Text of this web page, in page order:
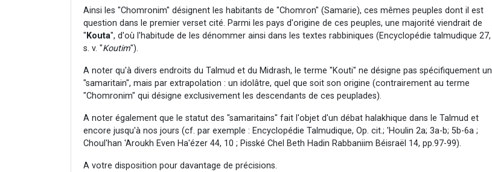
Ainsi les "Chomronim" désignent les habitants de "Chomron" (Samarie), ces mêmes peuples dont il est
question dans le premier verset cité. Parmi les pays d'origine de ces peuples, une majorité viendrait de
" Kouta", d'où l'habitude de les dénommer ainsi dans les textes rabbiniques (Encyclopédie talmudique 27,
s. v. "Koutim").
A noter qu'à divers endroits du Talmud et du Midrash, le terme "Kouti" ne désigne pas spécifiquement un
"samaritain", mais par extrapolation : un idolâtre, quel que soit son origine (contrairement au terme
"Chomronim" qui désigne exclusivement les descendants de ces peuplades).
A noter également que le statut des "samaritains" fait l'objet d'un débat halakhique dans le Talmud et
encore jusqu'à nos jours (cf. par exemple : Encyclopédie Talmudique, Op. cit.; 'Houlin 2a; 3a-b; 5b-6a ;
Choul'han 'Aroukh Even Ha'ézer 44, 10 ; Pisské Chel Beth Hadin Rabbaniim Béisraël 14, pp.97-99).
A votre disposition pour davantage de précisions.